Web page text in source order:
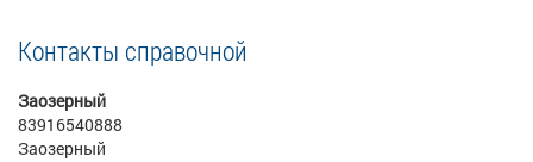
Контакты справочной
Заозерный
83916540888
Заозерный